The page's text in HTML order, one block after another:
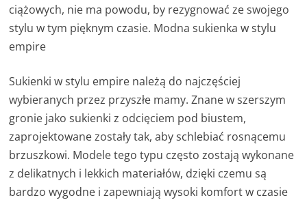
ciążowych, nie ma powodu, by rezygnować ze swojego
stylu w tym pięknym czasie. Modna sukienka w stylu
empire
Sukienki w stylu empire należą do najczęściej
wybieranych przez przyszłe mamy. Znane w szerszym
gronie jako sukienki z odcięciem pod biustem,
zaprojektowane zostały tak, aby schlebiać rosnącemu
brzuszkowi. Modele tego typu często zostają wykonane
z delikatnych i lekkich materiałów, dzięki czemu są
bardzo wygodne i zapewniają wysoki komfort w czasie